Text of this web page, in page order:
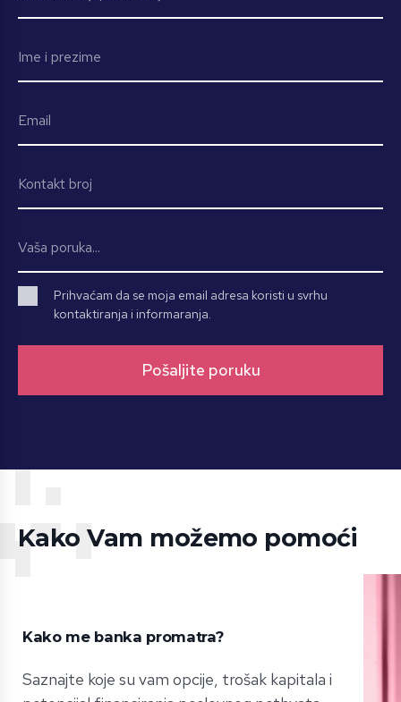
Prihvaćam da se moja email adresa koristi u svrhu
kontaktiranja i informaranja.
Kako Vam možemo pomoći
Kako me banka promatra?
Saznajte koje su vam opcije, trošak kapitala i